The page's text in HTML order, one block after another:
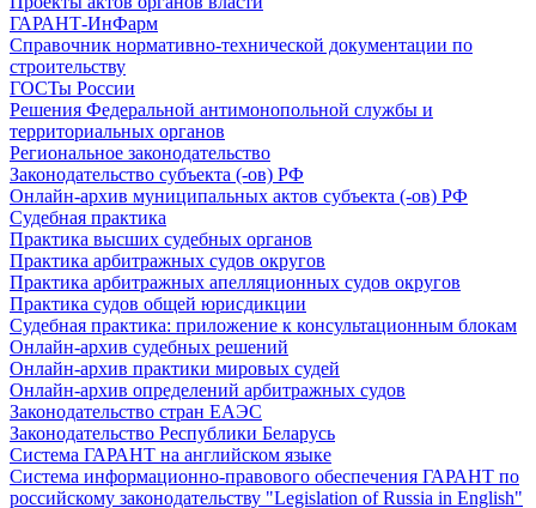
ГАРАНТ-ИнФарм
Справочник нормативно-технической документации по
строительству
ГОСТы России
Решения Федеральной антимонопольной службы и
территориальных органов
Региональное законодательство
Законодательство субъекта (-ов) РФ
Онлайн-архив муниципальных актов субъекта (-ов) РФ
Судебная практика
Практика высших судебных органов
Практика арбитражных судов округов
Практика арбитражных апелляционных судов округов
Практика судов общей юрисдикции
Судебная практика: приложение к консультационным блокам
Онлайн-архив судебных решений
Онлайн-архив практики мировых судей
Онлайн-архив определений арбитражных судов
Законодательство стран ЕАЭС
Законодательство Республики Беларусь
Система ГАРАНТ на английском языке
Система информационно-правового обеспечения ГАРАНТ по
российскому законодательству "Legislation of Russia in English"